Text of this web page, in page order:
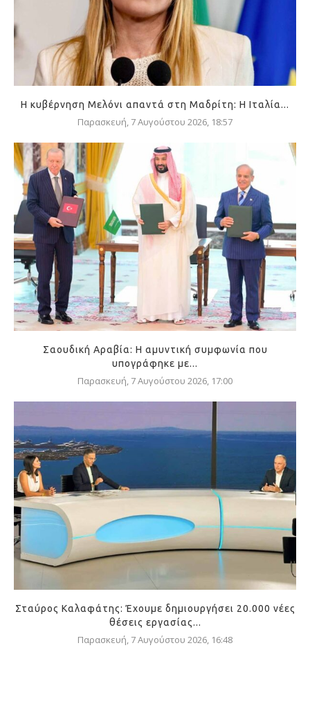
Η κυβέρνηση Μελόνι απαντά στη Μαδρίτη: Η Ιταλία...
Παρασκευή, 7 Αυγούστου 2026, 18:57
Σαουδική Αραβία: Η αμυντική συμφωνία που
υπογράφηκε με...
Παρασκευή, 7 Αυγούστου 2026, 17:00
Σταύρος Καλαφάτης: Έχουμε δημιουργήσει 20.000 νέες
θέσεις εργασίας...
Παρασκευή, 7 Αυγούστου 2026, 16:48